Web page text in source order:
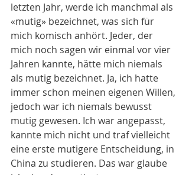
letzten Jahr, werde ich manchmal als
«mutig» bezeichnet, was sich für
mich komisch anhört. Jeder, der
mich noch sagen wir einmal vor vier
Jahren kannte, hätte mich niemals
als mutig bezeichnet. Ja, ich hatte
immer schon meinen eigenen Willen,
jedoch war ich niemals bewusst
mutig gewesen. Ich war angepasst,
kannte mich nicht und traf vielleicht
eine erste mutigere Entscheidung, in
China zu studieren. Das war glaube